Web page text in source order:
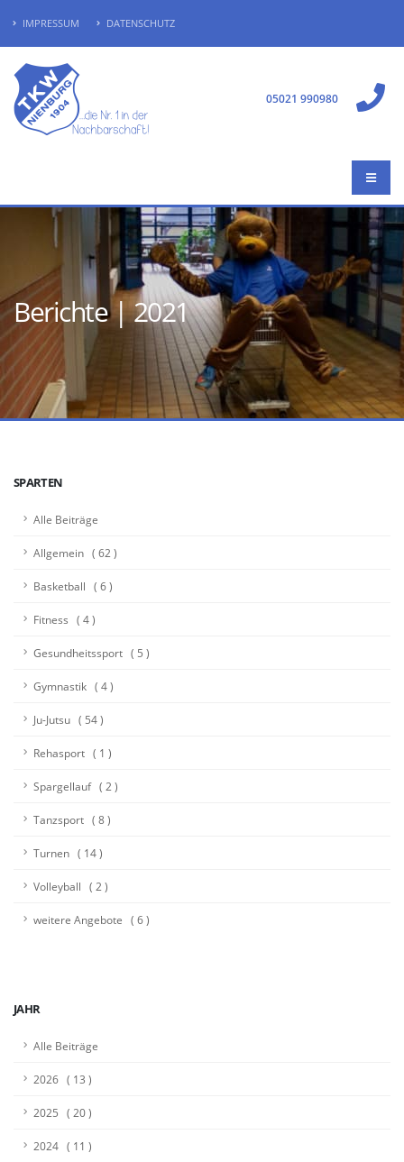
IMPRESSUM DATENSCHUTZ
05021 990980
Berichte | 2021
SPARTEN
Alle Beiträge
Allgemein ( 62 )
Basketball ( 6 )
Fitness ( 4 )
Gesundheitssport ( 5 )
Gymnastik ( 4 )
Ju-Jutsu ( 54 )
Rehasport ( 1 )
Spargellauf ( 2 )
Tanzsport ( 8 )
Turnen ( 14 )
Volleyball ( 2 )
weitere Angebote ( 6 )
JAHR
Alle Beiträge
2026 ( 13 )
2025 ( 20 )
2024 ( 11 )